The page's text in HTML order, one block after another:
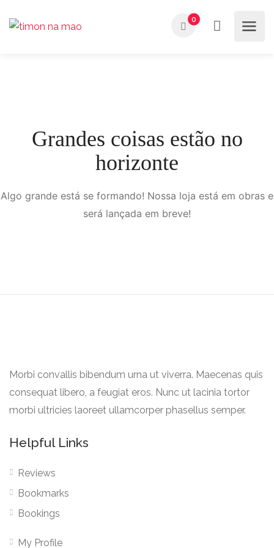
0
Grandes coisas estão no
horizonte
Algo grande está se formando! Nossa loja está em obras e
será lançada em breve!
Morbi convallis bibendum urna ut viverra. Maecenas quis
consequat libero, a feugiat eros. Nunc ut lacinia tortor
morbi ultricies laoreet ullamcorper phasellus semper.
Helpful Links
Reviews
Bookmarks
Bookings
My Profile